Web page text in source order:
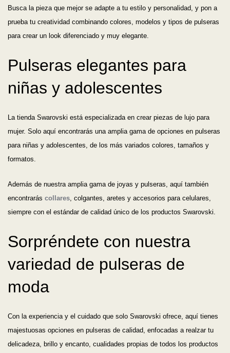
Busca la pieza que mejor se adapte a tu estilo y personalidad, y pon a
prueba tu creatividad combinando colores, modelos y tipos de pulseras
para crear un look diferenciado y muy elegante.
Pulseras elegantes para
niñas y adolescentes
La tienda Swarovski está especializada en crear piezas de lujo para
mujer. Solo aquí encontrarás una amplia gama de opciones en pulseras
para niñas y adolescentes, de los más variados colores, tamaños y
formatos.
Además de nuestra amplia gama de joyas y pulseras, aquí también
encontrarás collares , colgantes, aretes y accesorios para celulares,
siempre con el estándar de calidad único de los productos Swarovski.
Sorpréndete con nuestra
variedad de pulseras de
moda
Con la experiencia y el cuidado que solo Swarovski ofrece, aquí tienes
majestuosas opciones en pulseras de calidad, enfocadas a realzar tu
delicadeza, brillo y encanto, cualidades propias de todos los productos